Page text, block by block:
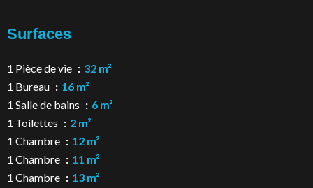
Surfaces
1 Pièce de vie
32 m²
1 Bureau
16 m²
1 Salle de bains
6 m²
1 Toilettes
2 m²
1 Chambre
12 m²
1 Chambre
11 m²
1 Chambre
13 m²